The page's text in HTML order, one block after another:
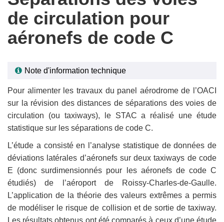
de circulation pour
aéronefs de code C
Note d'information technique
Pour alimenter les travaux du panel aérodrome de l’OACI
sur la révision des distances de séparations des voies de
circulation (ou taxiways), le STAC a réalisé une étude
statistique sur les séparations de code C.
L’étude a consisté en l’analyse statistique de données de
déviations latérales d’aéronefs sur deux taxiways de code
E (donc surdimensionnés pour les aéronefs de code C
étudiés) de l’aéroport de Roissy-Charles-de-Gaulle.
L’application de la théorie des valeurs extrêmes a permis
de modéliser le risque de collision et de sortie de taxiway.
Les résultats obtenus ont été comparés à ceux d’une étude